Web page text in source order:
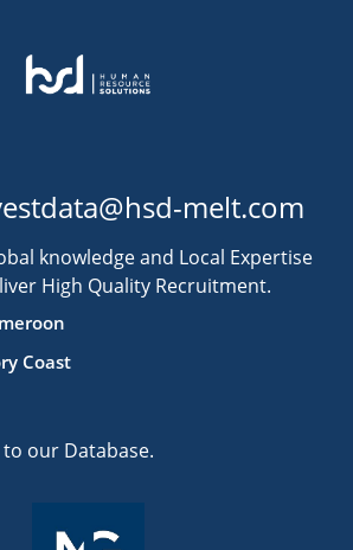
melt.com
knowledge and Local Expertise
High Quality Recruitment.
Coast
our Database.